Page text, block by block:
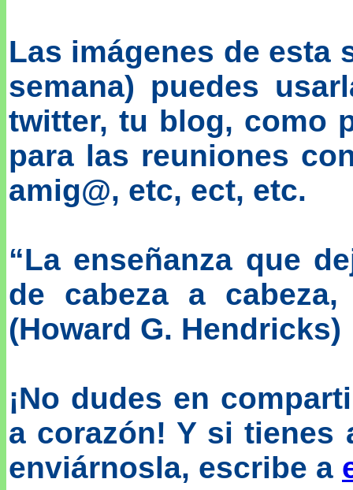
Las imágenes de esta
semana) puedes
twitter, tu blog, como
para las reuniones
amig@, etc, ect, etc.
“La enseñanza que
de cabeza a
(Howard G. Hendricks)
¡No dudes en
a corazón! Y si tienes
enviárnosla, escribe a